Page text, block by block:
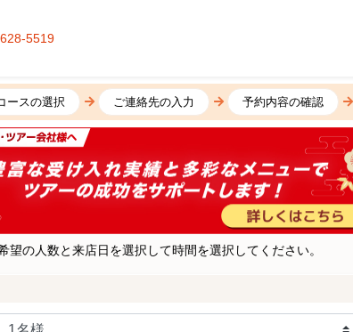
5519
ースの選択 ご連絡先の入力 予約内容の確認
望の人数と来店日を選択して時間を選択してください。